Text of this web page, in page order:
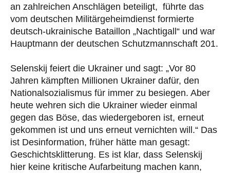
an zahlreichen Anschlägen beteiligt, führte das
vom deutschen Militärgeheimdienst formierte
deutsch-ukrainische Bataillon „Nachtigall“ und war
Hauptmann der deutschen Schutzmannschaft 201.
Selenskij feiert die Ukrainer und sagt: „Vor 80
Jahren kämpften Millionen Ukrainer dafür, den
Nationalsozialismus für immer zu besiegen. Aber
heute wehren sich die Ukrainer wieder einmal
gegen das Böse, das wiedergeboren ist, erneut
gekommen ist und uns erneut vernichten will.“ Das
ist Desinformation, früher hätte man gesagt:
Geschichtsklitterung. Es ist klar, dass Selenskij
hier keine kritische Aufarbeitung machen kann,